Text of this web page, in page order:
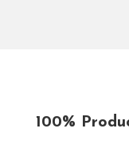
100%